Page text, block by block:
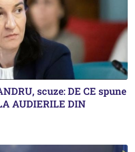
scuze: DE CE spune
AUDIERILE DIN